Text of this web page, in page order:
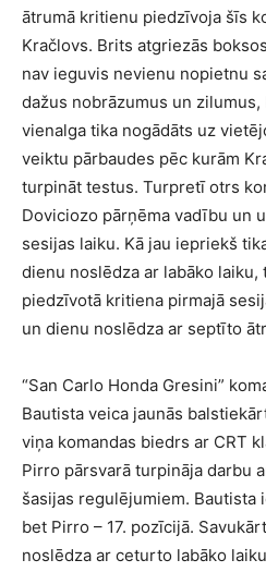
ātrumā kritienu piedzīvoja šīs
Kračlovs. Brits atgriezās
nav ieguvis nevienu nopietnu
dažus nobrāzumus un
vienalga tika nogādāts uz
veiktu pārbaudes pēc kurām
turpināt testus. Turpretī otrs
Doviciozo pārņēma vadību un
sesijas laiku. Kā jau iepriekš
dienu noslēdza ar labāko
piedzīvotā kritiena pirmajā
un dienu noslēdza ar septīto
“San Carlo Honda Gresini”
Bautista veica jaunās
viņa komandas biedrs ar CRT
Pirro pārsvarā turpināja darbu
šasijas regulējumiem. Bautista
bet Pirro – 17. pozīcijā.
noslēdza ar ceturto labāko